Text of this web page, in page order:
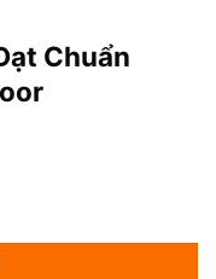
Chuẩn